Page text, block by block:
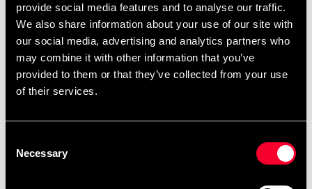
provide social media features and to analyse our traffic.
We also share information about your use of our site with
our social media, advertising and analytics partners who
may combine it with other information that you’ve
provided to them or that they’ve collected from your use
of their services.
Selection
Necessary
Lauml;ngdelastisk klæbende tape af bomuld med god
stabilitet. Ikke rivbar. Bredde 5 cm. Lauml;ngd ca. 4,5
m.